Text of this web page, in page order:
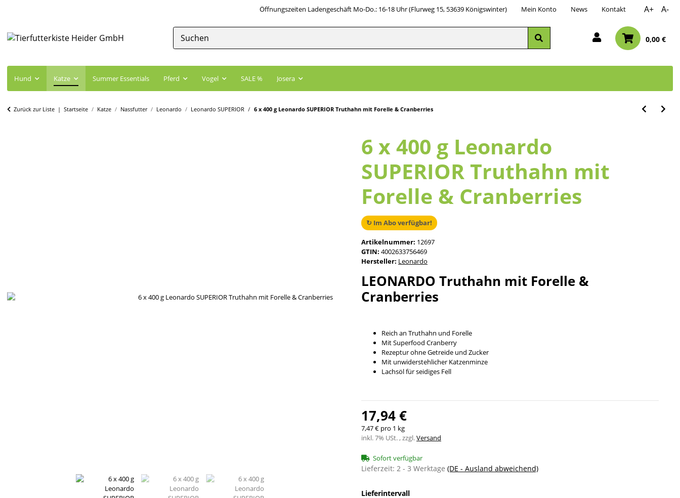
Öffnungszeiten Ladengeschäft Mo-Do.: 16-18 Uhr (Flurweg 15, 53639 Königswinter) Mein Konto News Kontakt A+ A-
0,00 €
Hund Katze Summer Essentials Pferd Vogel SALE % Josera
Zurück zur Liste Startseite Katze Nassfutter Leonardo Leonardo SUPERIOR 6 x 400 g Leonardo SUPERIOR Truthahn mit Forelle & Cranberries
6 x 400 g Leonardo
SUPERIOR Truthahn mit
Forelle & Cranberries
↻ Im Abo verfügbar!
Artikelnummer: 12697
GTIN: 4002633756469
Hersteller: Leonardo
LEONARDO Truthahn mit Forelle &
Cranberries
Reich an Truthahn und Forelle
Mit Superfood Cranberry
Rezeptur ohne Getreide und Zucker
Mit unwiderstehlicher Katzenminze
Lachsöl für seidiges Fell
17,94 €
7,47 € pro 1 kg
inkl. 7% USt. , zzgl.Versand
Sofort verfügbar
Lieferzeit: 2 - 3 Werktage (DE - Ausland abweichend)
Lieferintervall